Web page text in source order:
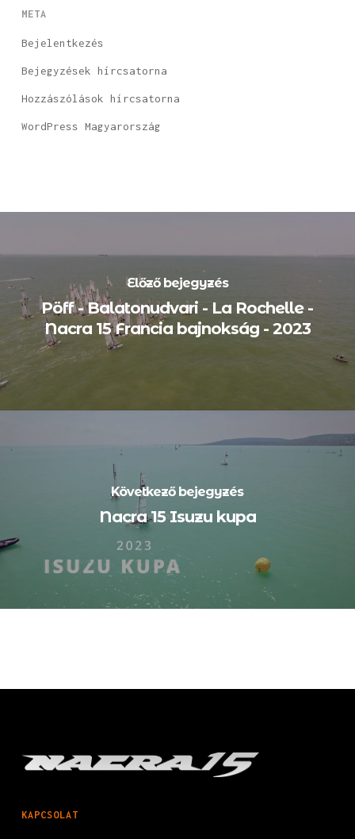
META
Bejelentkezés
Bejegyzések hírcsatorna
Hozzászólások hírcsatorna
WordPress Magyarország
Előző bejegyzés
Pöff - Balatonudvari - La Rochelle -
Nacra 15 Francia bajnokság - 2023
Következő bejegyzés
Nacra 15 Isuzu kupa
KAPCSOLAT